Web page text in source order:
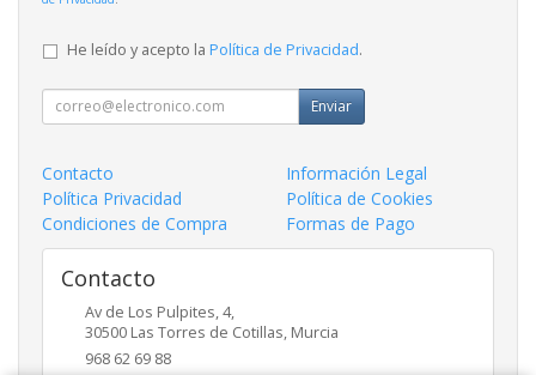
He leído y acepto la Política de Privacidad.
Enviar
Contacto
Información Legal
Política Privacidad
Política de Cookies
Condiciones de Compra
Formas de Pago
Contacto
Av de Los Pulpites, 4,
30500 Las Torres de Cotillas, Murcia
968 62 69 88